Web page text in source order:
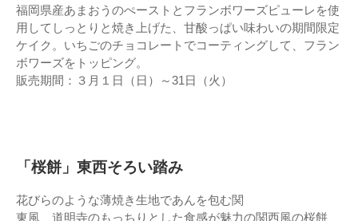
福岡県産あまおうのぺーストとフランボワーズピューレを使
用してしっとりと焼き上げた、甘酸っぱい味わいの期間限定
ケイク。いちごのチョコレートでコーティングして、フラン
ボワーズをトッピング。
販売期間：３月１日（日）～31日（火）
「桜餅」東西そろい踏み
花びらのような薄焼き生地であんを包む関
東風、道明寺のもっちりとした食感が魅力の関西風の桜餅